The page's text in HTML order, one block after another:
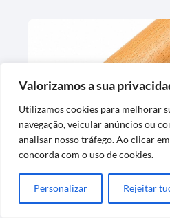
Valorizamos a sua
Utilizamos cookies para melhorar
navegação, veicular anúncios ou
analisar nosso tráfego. Ao clicar
concorda com o uso de cookies.
Personalizar Rejeitar
Rolo de Massa Madeira